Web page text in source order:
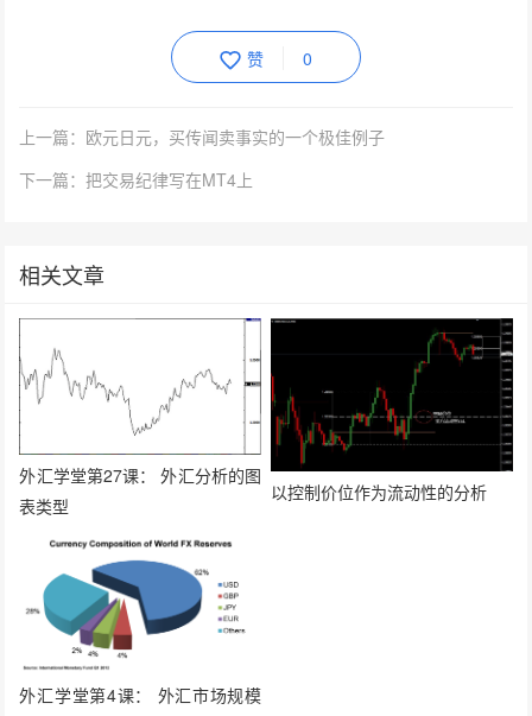
赞 0
上一篇：欧元日元，买传闻卖事实的一个极佳例子
下一篇：把交易纪律写在MT4上
相关文章
外汇学堂第27课： 外汇分析的图
表类型
以控制价位作为流动性的分析
外汇学堂第4课： 外汇市场规模